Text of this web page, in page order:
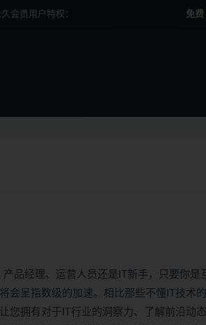
久会员用户特权： 免费
品经理、运营人员还是IT新手，只要你是
会呈指数级的加速。相比那些不懂IT技术
您拥有对于IT行业的洞察力、了解前沿动